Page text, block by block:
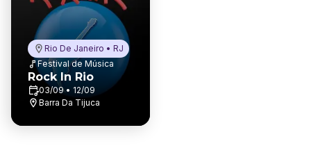
Rio De Janeiro • RJ
Festival de Música
Rock In Rio
03/09 • 12/09
Barra Da Tijuca